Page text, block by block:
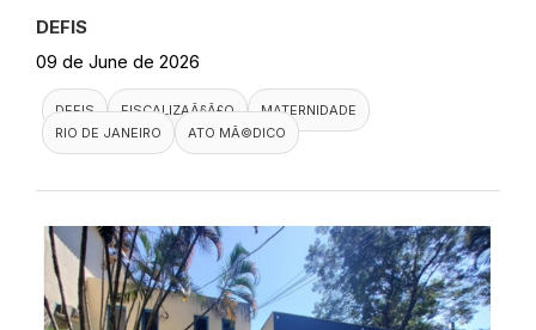
DEFIS
09 de June de 2026
DEFIS FISCALIZAÃ§Ã£O
MATERNIDADE
RIO DE JANEIRO
ATO MÃ©DICO